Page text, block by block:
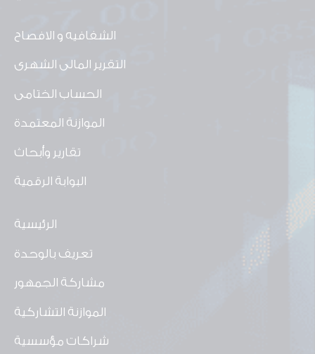
الشفافيه و الافصاح
التقرير المالى الشهرى
الحساب الختامى
الموازنة المعتمدة
تقارير وأبحاث
البوابة الرقمية
الرئيسية
تعريف بالوحدة
مشاركة الجمهور
الموازنة التشاركية
شراكات مؤسسية